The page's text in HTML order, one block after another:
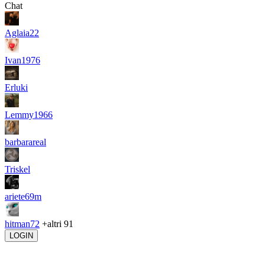
Chat
Aglaia22
Ivan1976
Erluki
Lemmy1966
barbarareal
Triskel
ariete69m
hitman72 +altri 91
LOGIN